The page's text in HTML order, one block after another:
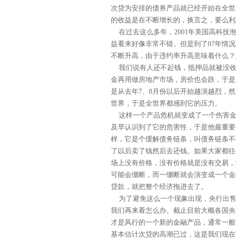
次贷为安排的债券产品就已经开始在全
的收益是在不断增长的，换言之，要么
在过去这么多年，2001年美国高科技
益看来好像非常不错。但是到了07年情
不断升高，由于违约率升高意味着什么
我们说有人还不起钱，抵押品就被没
金再用做房地产市场，房价也会跌，于
是从去年7、8月份以后开始越演越烈，
世界，于是全世界都感到它的压力。
这样一个产品危机就变成了一个伤害
及早认识到了它的危害性，于是他最重
样，它是个缓解债务链条，叫债务链条
了以后卖了钱然后去还钱。如果大家都
场上没有价格，没有价格就是没有交易
可能会绷断，而一绷断就会演变成一个
贷款，就把整个经济拖进去了。
为了避免这么一个现象出现，央行出
我们再来看怎么办。截止目前大概各国
才是风行的一个新的金融产品，通常一
基本估计次贷的高潮已过，这是我们现在